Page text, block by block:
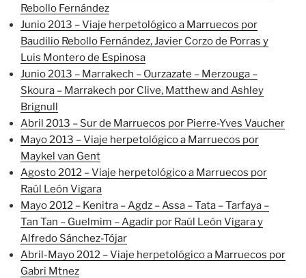
Rebollo Fernández
Junio 2013 – Viaje herpetológico a Marruecos por
Baudilio Rebollo Fernández, Javier Corzo de Porras y
Luis Montero de Espinosa
Junio 2013 – Marrakech – Ourzazate – Merzouga –
Skoura – Marrakech por Clive, Matthew and Ashley
Brignull
Abril 2013 – Sur de Marruecos por Pierre-Yves Vaucher
Mayo 2013 – Viaje herpetológico a Marruecos por
Maykel van Gent
Agosto 2012 – Viaje herpetológico a Marruecos por
Raúl León Vigara
Mayo 2012 – Kenitra – Agdz – Assa – Tata – Tarfaya –
Tan Tan – Guelmim – Agadir por Raúl León Vigara y
Alfredo Sánchez-Tójar
Abril-Mayo 2012 – Viaje herpetológico a Marruecos por
Gabri Mtnez